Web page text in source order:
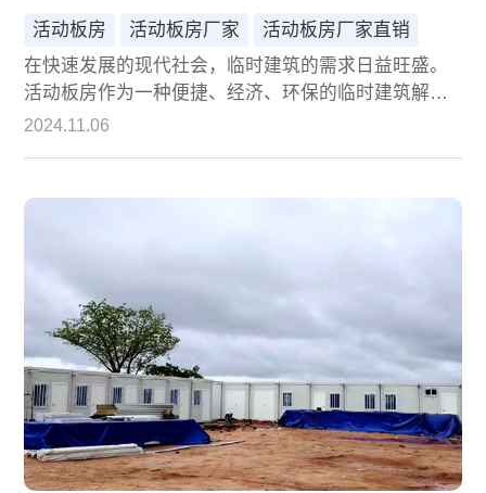
活动板房 活动板房厂家
活动板房厂家直销
在快速发展的现代社会，临时建筑的需求日益旺盛。
活动板房作为一种便捷、经济、环保的临时建筑解决
方案，广泛应用于建筑工地、野外作业、仓储物流、
本文将深入探讨活动板房的价格构成、影响因素以及
2024.11.06